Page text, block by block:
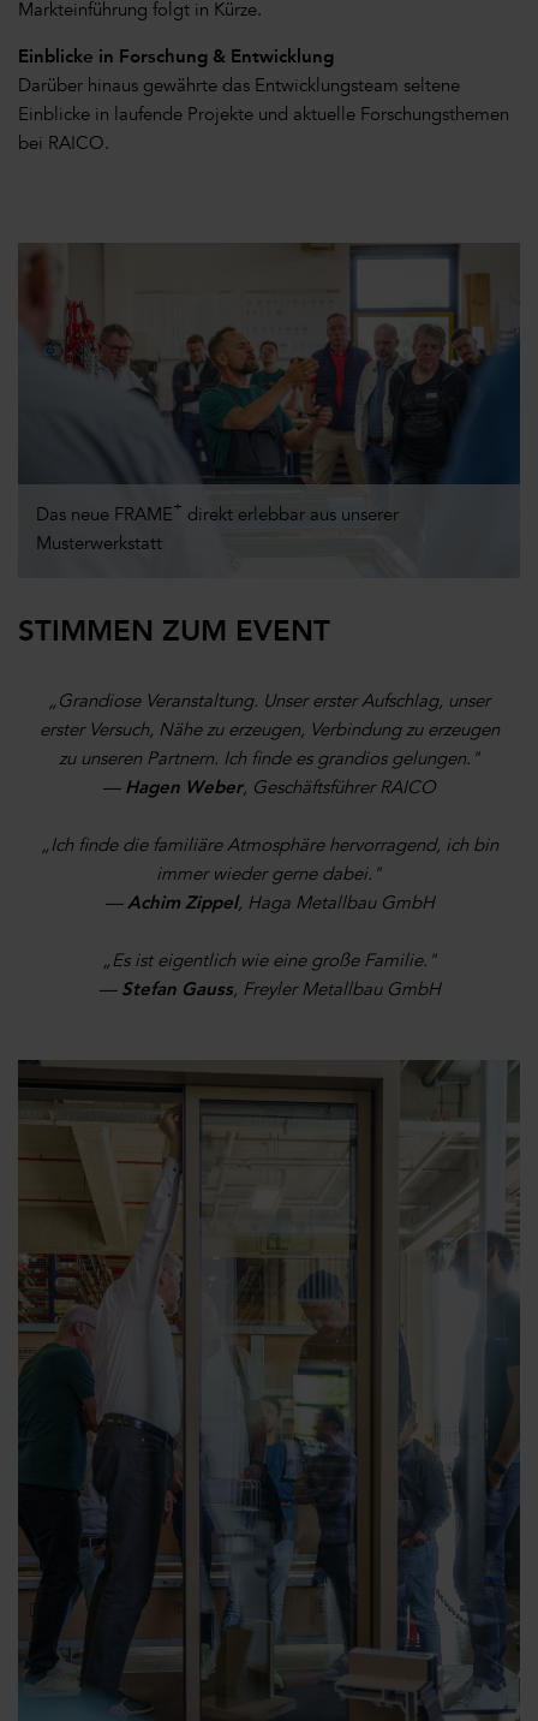
Markteinführung folgt in Kürze.
Einblicke in Forschung & Entwicklung
Darüber hinaus gewährte das Entwicklungsteam seltene
Einblicke in laufende Projekte und aktuelle Forschungsthemen
bei RAICO.
Das neue FRAME+ direkt erlebbar aus unserer
Musterwerkstatt
STIMMEN ZUM EVENT
„Grandiose Veranstaltung. Unser erster Aufschlag, unser
erster Versuch, Nähe zu erzeugen, Verbindung zu erzeugen
zu unseren Partnern. Ich finde es grandios gelungen."
— Hagen Weber, Geschäftsführer RAICO
„Ich finde die familiäre Atmosphäre hervorragend, ich bin
immer wieder gerne dabei."
— Achim Zippel, Haga Metallbau GmbH
„Es ist eigentlich wie eine große Familie."
— Stefan Gauss, Freyler Metallbau GmbH